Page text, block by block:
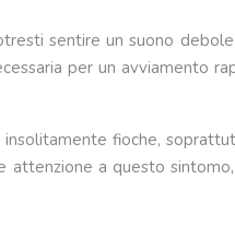
sentire un suono
per un avviamento
fioche,
attenzione a questo